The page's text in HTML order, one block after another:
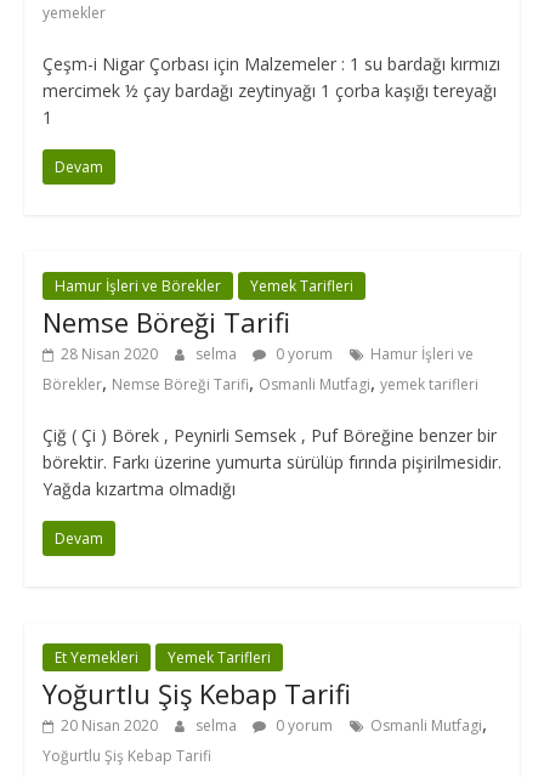
yemekler
Çeşm-i Nigar Çorbası için Malzemeler : 1 su bardağı kırmızı
mercimek ½ çay bardağı zeytinyağı 1 çorba kaşığı tereyağı
1
Devam
Hamur İşleri ve Börekler Yemek Tarifleri
Nemse Böreği Tarifi
28 Nisan 2020 selma 0 yorum
Hamur İşleri ve
Börekler, Nemse Böreği Tarifi, Osmanli Mutfagi, yemek tarifleri
Çiğ ( Çi ) Börek , Peynirli Semsek , Puf Böreğine benzer bir
börektir. Farkı üzerine yumurta sürülüp fırında pişirilmesidir.
Yağda kızartma olmadığı
Devam
Et Yemekleri Yemek Tarifleri
Yoğurtlu Şiş Kebap Tarifi
20 Nisan 2020 selma 0 yorum Osmanli Mutfagi,
Yoğurtlu Şiş Kebap Tarifi